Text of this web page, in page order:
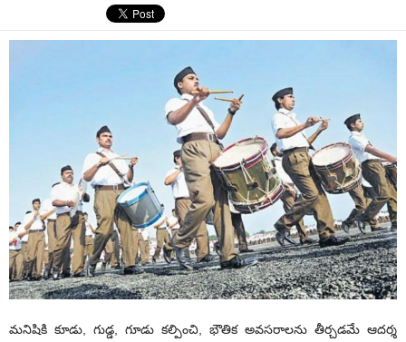
మనిషికి కూడు, గుడ్డ, గూడు కల్పించి, భౌతిక అవసరాలను తీర్చడమే ఆదర్శ